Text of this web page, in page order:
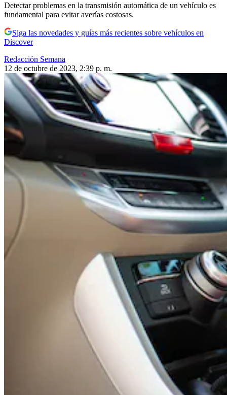
Detectar problemas en la transmisión automática de un vehículo es
fundamental para evitar averías costosas.
Siga las novedades y guías más recientes sobre vehículos en
Discover
Redacción Semana
12 de octubre de 2023, 2:39 p. m.